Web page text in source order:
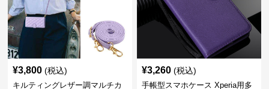
¥3,800 (税込)
キルティングレザー調マルチカ
¥3,260 (税込)
手帳型スマホケース Xperia用多